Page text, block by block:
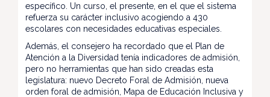
específico. Un curso, el presente, en el que el sistema
refuerza su carácter inclusivo acogiendo a 430
escolares con necesidades educativas especiales.
Además, el consejero ha recordado que el Plan de
Atención a la Diversidad tenía indicadores de admisión,
pero no herramientas que han sido creadas esta
legislatura: nuevo Decreto Foral de Admisión, nueva
orden foral de admisión, Mapa de Educación Inclusiva y